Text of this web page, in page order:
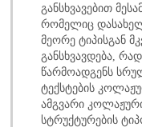
განსხვავებით
რომელიც
მეორე ტიპისგან
განსხვავდება,
წარმოადგენს
ტექსტების
ამგვარი
სტრუქტურების